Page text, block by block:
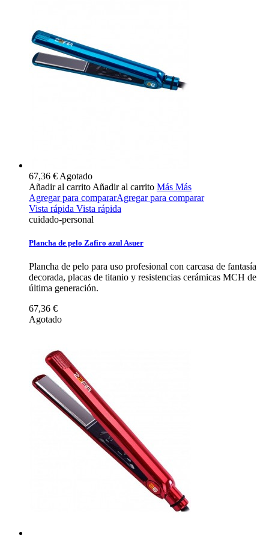
67,36 € Agotado
Añadir al carrito Añadir al carrito Más Más
Agregar para compararAgregar para comparar
Vista rápida Vista rápida
cuidado-personal
Plancha de pelo Zafiro azul Asuer
Plancha de pelo para uso profesional con carcasa de fantasía
decorada, placas de titanio y resistencias cerámicas MCH de
última generación.
67,36 €
Agotado